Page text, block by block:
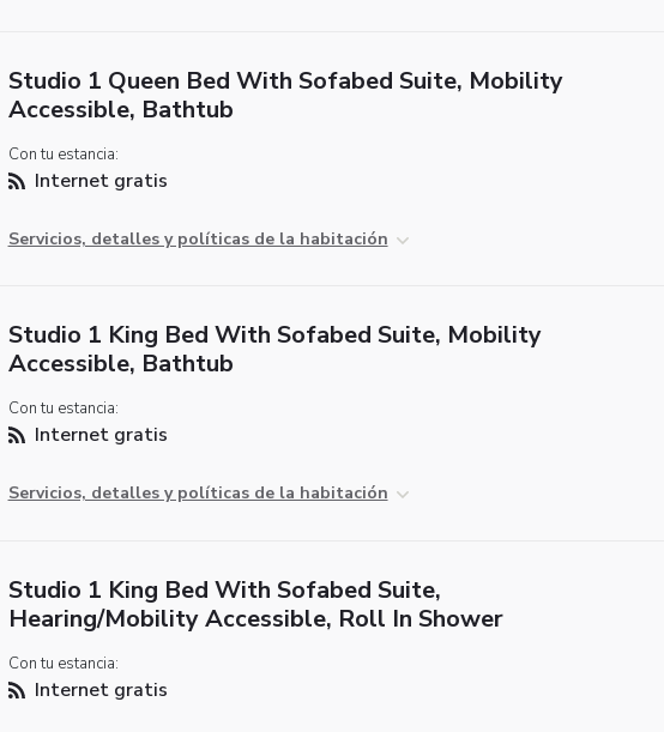
Studio 1 Queen Bed With Sofabed Suite, Mobility
Accessible, Bathtub
Con tu estancia:
Internet gratis
Servicios, detalles y políticas de la habitación
Studio 1 King Bed With Sofabed Suite, Mobility
Accessible, Bathtub
Con tu estancia:
Internet gratis
Servicios, detalles y políticas de la habitación
Studio 1 King Bed With Sofabed Suite,
Hearing/Mobility Accessible, Roll In Shower
Con tu estancia:
Internet gratis